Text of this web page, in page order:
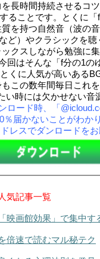
長時間持続させるコ
ることです。とくに「
を持つ自然音（波の
ど）やクラシックを聴
クスしながら勉強に
回はそんな「f分の1の
くに人気が高いある
この数年間毎日これを
い時には欠かせない音
ロード時、「
％届かないことがわか
レスでダンロードをお
気記事一覧
映画館効果」で集中す
倍速で読むマル秘テク